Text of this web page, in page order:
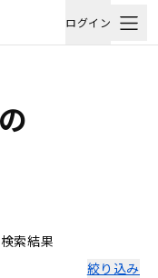
ログイン
の
索結果
絞り込み